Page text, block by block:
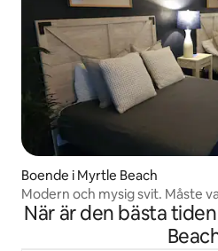
Boende i Myrtle Beach
Modern och
När är den bästa